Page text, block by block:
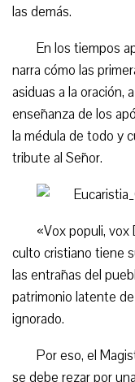
las demás.
En los tiempos
narra cómo las
asiduas a la oración,
enseñanza de los
la médula de todo y
tribute al Señor.
«Vox populi, vox
culto cristiano tiene
las entrañas del
patrimonio latente
ignorado.
Por eso, el
se debe rezar por